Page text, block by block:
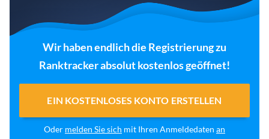
Wir haben endlich die Registrierung zu
Ranktracker absolut kostenlos geöffnet!
EIN KOSTENLOSES KONTO ERSTELLEN
Oder melden Sie sich mit Ihren Anmeldedaten an